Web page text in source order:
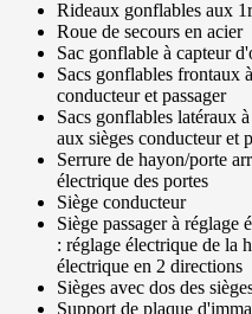
Rideaux gonflables aux
Roue de secours en acier
Sac gonflable à capteur
Sacs gonflables frontaux
conducteur et passager
Sacs gonflables latéraux
aux sièges conducteur et
Serrure de hayon/porte
électrique des portes
Siège conducteur
Siège passager à réglage
: réglage électrique de la
électrique en 2 directions
Sièges avec dos des
Support de plaque